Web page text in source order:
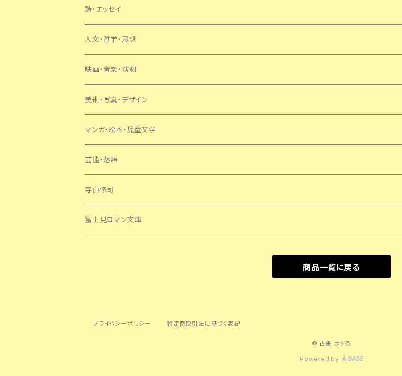
日本
外国
SF・ミステリー
詩・エッセイ
人文・哲学・思想
映画・音楽・演劇
美術・写真・デザイン
マンガ・絵本・児童文学
芸能・落語
寺山修司
富士見ロマン文庫
商品一覧に戻る
プライバシーポリシー 特定商取引法に基づく表記
© 古書 まずる
Powered by